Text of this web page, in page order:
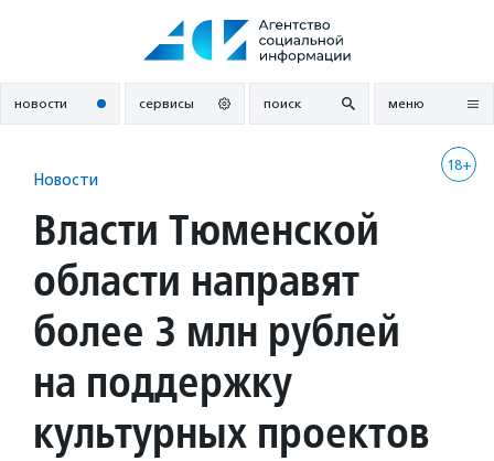
новости сервисы поиск меню
18+
Новости
Власти Тюменской
области направят
более 3 млн рублей
на поддержку
культурных проектов